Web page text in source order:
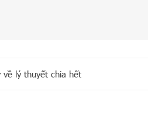
về lý thuyết chia hết